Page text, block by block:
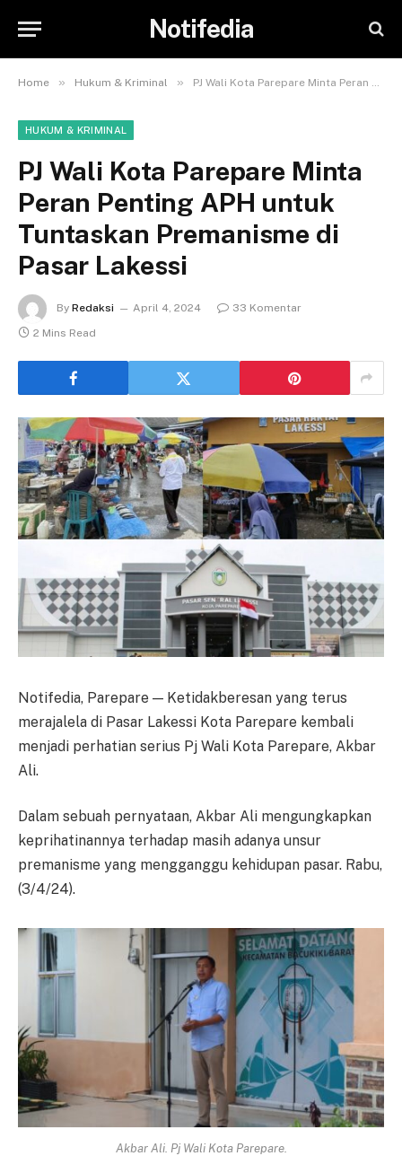
Notifedia
Home » Hukum & Kriminal » PJ Wali Kota Parepare Minta Peran Penting APH untuk Tuntaskan Premanisme di Pasar Lakessi
HUKUM & KRIMINAL
PJ Wali Kota Parepare Minta
Peran Penting APH untuk
Tuntaskan Premanisme di
Pasar Lakessi
By Redaksi April 4, 2024
33 Komentar
2 Mins Read
Notifedia, Parepare — Ketidakberesan yang terus
merajalela di Pasar Lakessi Kota Parepare kembali
menjadi perhatian serius Pj Wali Kota Parepare, Akbar
Ali.
Dalam sebuah pernyataan, Akbar Ali mengungkapkan
keprihatinannya terhadap masih adanya unsur
premanisme yang mengganggu kehidupan pasar. Rabu,
(3/4/24).
Akbar Ali. Pj Wali Kota Parepare.